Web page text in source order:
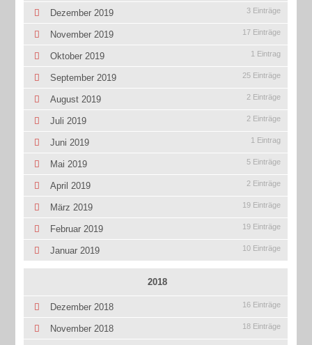
Dezember 2019 3 Einträge
November 2019 17 Einträge
Oktober 2019 1 Eintrag
September 2019 25 Einträge
August 2019 2 Einträge
Juli 2019 2 Einträge
Juni 2019 1 Eintrag
Mai 2019 5 Einträge
April 2019 2 Einträge
März 2019 19 Einträge
Februar 2019 19 Einträge
Januar 2019 10 Einträge
2018
Dezember 2018 16 Einträge
November 2018 18 Einträge